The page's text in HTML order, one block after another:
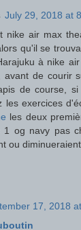
July 29, 2018 at
nike air max
qu'il se
à nike
avant de courir
de course,
les exercices
les deux
1 og navy pas
ou
17, 2018